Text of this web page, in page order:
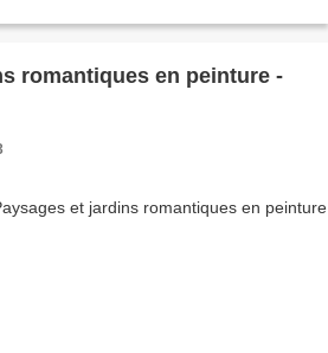
romantiques en peinture -